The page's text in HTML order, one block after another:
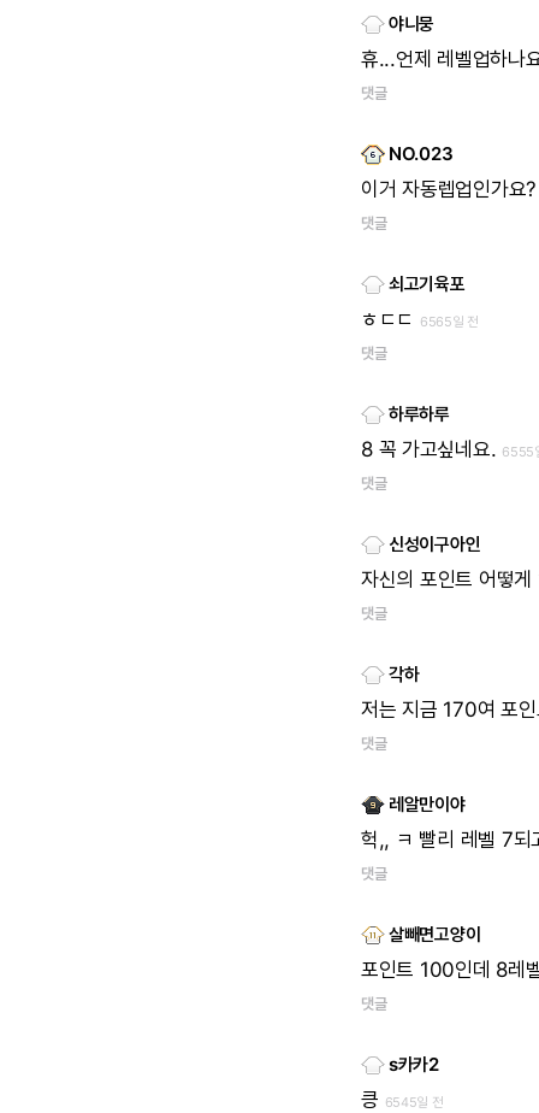
야니뭉
휴...언제 레벨업하나
댓글
NO.023
이거 자동렙업인가요
댓글
쇠고기육포
ㅎㄷㄷ 6565일 전
댓글
하루하루
8 꼭 가고싶네요. 6555
댓글
신성이구아인
자신의 포인트 어떻게
댓글
각하
저는 지금 170여 포
댓글
레알만이야
헉,, ㅋ 빨리 레벨 7되
댓글
살빼면고양이
포인트 100인데 8레
댓글
s카카2
킁 6545일 전